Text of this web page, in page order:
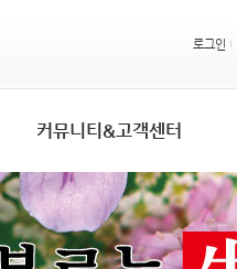
로그인
커뮤니티&고객센터